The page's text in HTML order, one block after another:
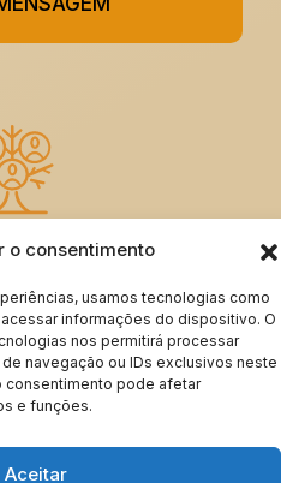
o consentimento
usamos tecnologias como
informações do dispositivo. O
nos permitirá processar
navegação ou IDs exclusivos neste
consentimento pode afetar
e funções.
Aceitar
DE VISITAS
®
© 2024